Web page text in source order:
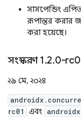
সাসপেন্ডিং
রূপান্তর করার
করা হয়েছে।
সংস্করণ 1.2.0-
২৯ মে, ২০২৪
rc01
এবং